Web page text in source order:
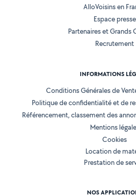
AlloVoisins en
Espace presse
Partenaires et Grands
Recrutement
INFORMATIONS
Conditions Générales de
Politique de confidentialité et de
Référencement, classement des
Mentions
Cookies
Location de
Prestation de
NOS